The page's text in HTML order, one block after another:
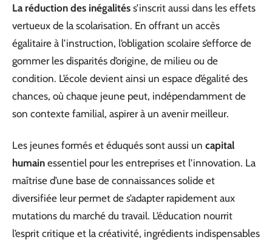
La réduction des inégalités s’inscrit aussi dans les effets
vertueux de la scolarisation. En offrant un accès
égalitaire à l’instruction, l’obligation scolaire s’efforce de
gommer les disparités d’origine, de milieu ou de
condition. L’école devient ainsi un espace d’égalité des
chances, où chaque jeune peut, indépendamment de
son contexte familial, aspirer à un avenir meilleur.
Les jeunes formés et éduqués sont aussi un capital
humain essentiel pour les entreprises et l’innovation. La
maîtrise d’une base de connaissances solide et
diversifiée leur permet de s’adapter rapidement aux
mutations du marché du travail. L’éducation nourrit
l’esprit critique et la créativité, ingrédients indispensables